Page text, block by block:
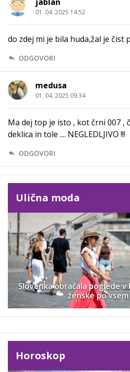
01. 04. 2025 14.52
do zdej mi je bila huda,žal je čist
ODGOVORI
medusa
01. 04. 2025 09.34
Ma dej top je isto , kot črni 007 ,
deklica in tole .... NEGLEDLJIVO !!!
ODGOVORI
Ulična moda
Slovenka obračala poglede
ženske po
Horoskop